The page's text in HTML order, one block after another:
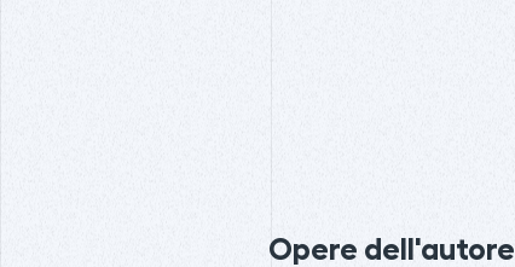
Opere dell'autore